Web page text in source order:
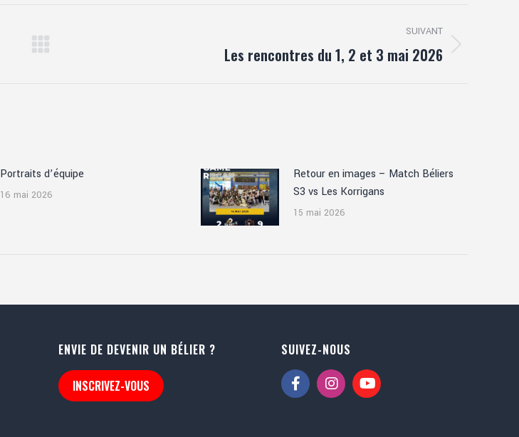
SUIVANT
Les rencontres du 1, 2 et 3 mai 2026
Portraits d’équipe
16 mai 2026
Retour en images – Match Béliers
S3 vs Les Korrigans
15 mai 2026
ENVIE DE DEVENIR UN BÉLIER ?
INSCRIVEZ-VOUS
SUIVEZ-NOUS